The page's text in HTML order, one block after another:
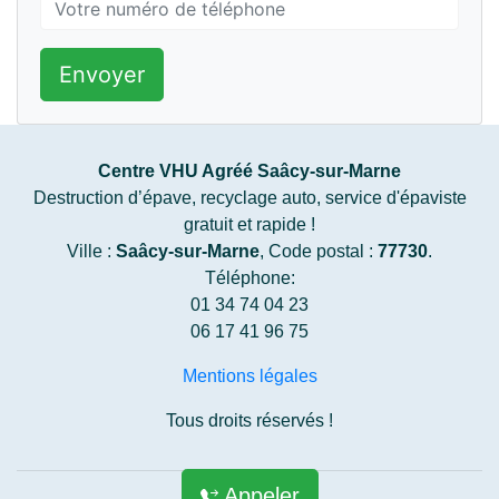
Envoyer
Centre VHU Agréé Saâcy-sur-Marne
Destruction d’épave, recyclage auto, service d'épaviste
gratuit et rapide !
Ville : Saâcy-sur-Marne, Code postal : 77730.
Téléphone:
01 34 74 04 23
06 17 41 96 75
Mentions légales
Tous droits réservés !